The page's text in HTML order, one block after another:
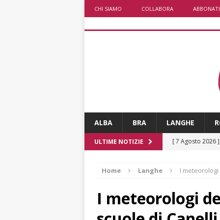
CHI SIAMO COLLABORA ABBONATI
ALBA BRA LANGHE
ULTIME NOTIZIE [ 7 Agosto 2026 ]
[ 7 Agosto 2026
ALTRE NOTIZIE
[ 7 Agosto 2026 ]
Home Langhe I
I meteorologi